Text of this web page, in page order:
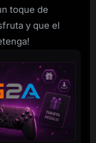
toque de
y que el